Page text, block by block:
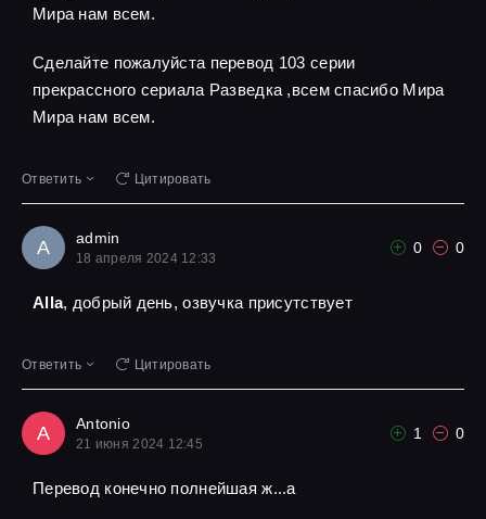
Мира нам всем.
Сделайте пожалуйста перевод 103 серии
прекрассного сериала Разведка ,всем спасибо Мира
Мира нам всем.
Ответить Цитировать
A admin
18 апреля 2024 12:33
0 0
Alla, добрый день, озвучка присутствует
Ответить Цитировать
A Antonio
21 июня 2024 12:45
1 0
Перевод конечно полнейшая ж...а